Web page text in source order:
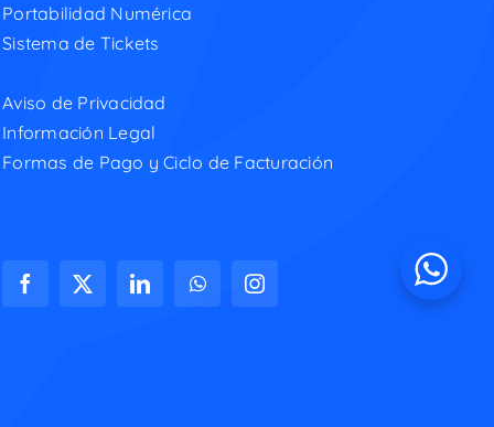
Portabilidad Numérica
Sistema de Tickets
Aviso de Privacidad
Información Legal
Formas de Pago y Ciclo de Facturación